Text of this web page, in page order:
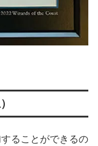
ることができるの